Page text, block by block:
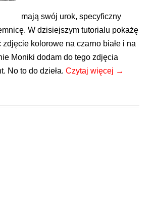
mają swój urok, specyficzny
W dzisiejszym tutorialu pokażę
zdjęcie kolorowe na czarno białe i na
Moniki dodam do tego zdjęcia
No to do dzieła. Czytaj więcej →